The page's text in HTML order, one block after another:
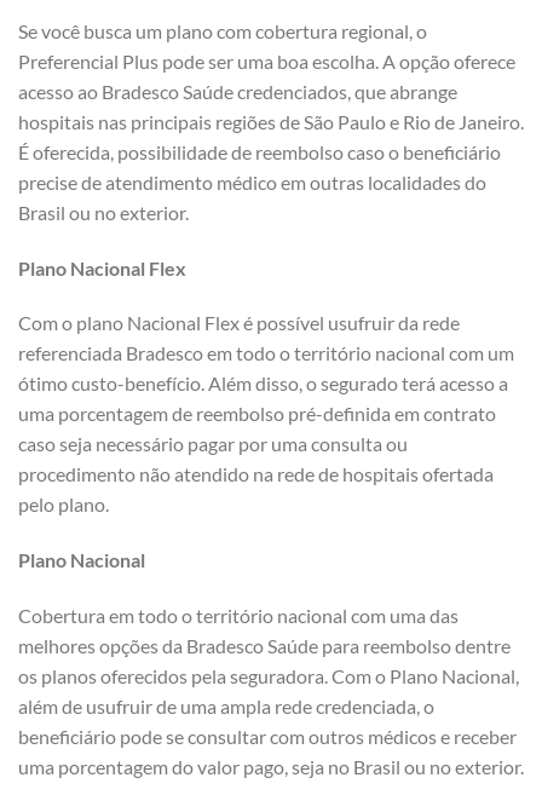
Se você busca um plano com cobertura regional, o
Preferencial Plus pode ser uma boa escolha. A opção oferece
acesso ao Bradesco Saúde credenciados, que abrange
hospitais nas principais regiões de São Paulo e Rio de Janeiro.
É oferecida, possibilidade de reembolso caso o beneficiário
precise de atendimento médico em outras localidades do
Brasil ou no exterior.
Plano Nacional Flex
Com o plano Nacional Flex é possível usufruir da rede
referenciada Bradesco em todo o território nacional com um
ótimo custo-benefício. Além disso, o segurado terá acesso a
uma porcentagem de reembolso pré-definida em contrato
caso seja necessário pagar por uma consulta ou
procedimento não atendido na rede de hospitais ofertada
pelo plano.
Plano Nacional
Cobertura em todo o território nacional com uma das
melhores opções da Bradesco Saúde para reembolso dentre
os planos oferecidos pela seguradora. Com o Plano Nacional,
além de usufruir de uma ampla rede credenciada, o
beneficiário pode se consultar com outros médicos e receber
uma porcentagem do valor pago, seja no Brasil ou no exterior.